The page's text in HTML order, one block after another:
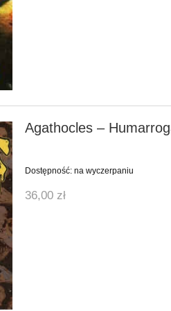
ULCER - Dead Souls Cathedral
Agathocles ‎–
Dostępność: na wyczerpaniu
36,00 zł